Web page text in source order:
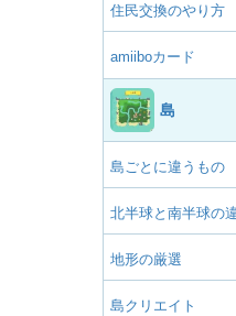
住民交換のやり方
amiiboカード
島
島ごとに違うもの
北半球と南半球の
地形の厳選
島クリエイト